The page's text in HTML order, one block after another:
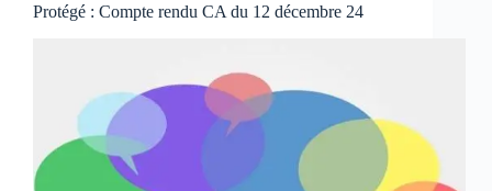
Protégé : Compte rendu CA du 12 décembre 24